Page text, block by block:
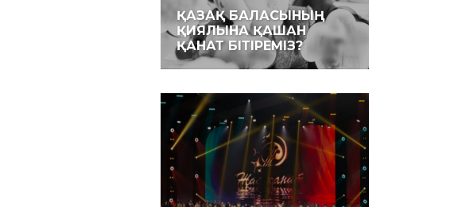
ҚАЗАҚ БАЛАСЫНЫҢ
ҚИЯЛЫНА ҚАШАН
ҚАНАТ БІТІРЕМІЗ?